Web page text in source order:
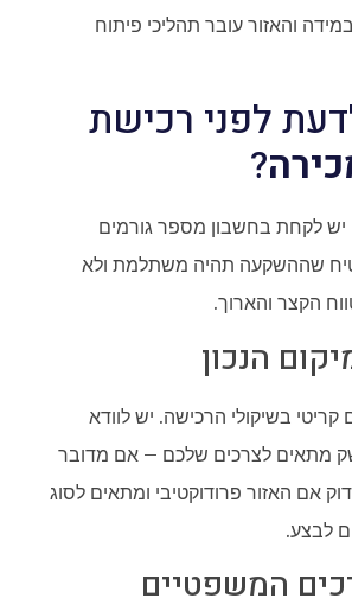
והאזור עובר תהליכי פיתוח
לפני רכישת
?
לקחת בחשבון מספר גורמים
שההשקעה תהיה משתלמת ולא
הקצר והארוך.
הנכון
בשיקולי הרכישה. יש לוודא
מתאים לצרכים שלכם – אם מדובר
אם האזור פרודוקטיבי ומתאים לסוג
לבצע.
המשפטיים